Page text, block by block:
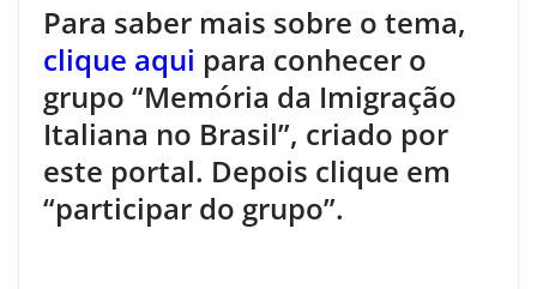
Para saber mais sobre o tema,
clique aqui para conhecer o
grupo “Memória da Imigração
Italiana no Brasil”, criado por
este portal. Depois clique em
“participar do grupo”.